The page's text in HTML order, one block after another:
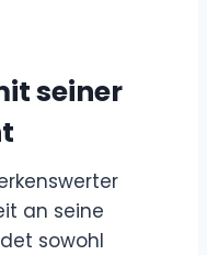
seiner
an seine
sowohl